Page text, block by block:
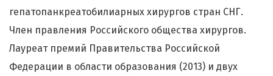
гепатопанкреатобилиарных хирургов стран СНГ.
Член правления Российского общества хирургов.
Лауреат премий Правительства Российской
Федерации в области образования (2013) и двух